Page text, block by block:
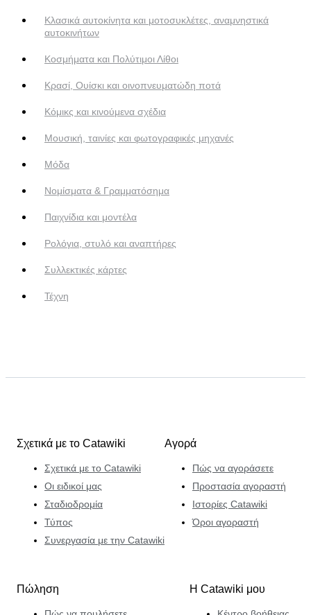
Κλασικά αυτοκίνητα και μοτοσυκλέτες, αναμνηστικά
αυτοκινήτων
Κοσμήματα και Πολύτιμοι Λίθοι
Κρασί, Ουίσκι και οινοπνευματώδη ποτά
Κόμικς και κινούμενα σχέδια
Μουσική, ταινίες και φωτογραφικές μηχανές
Μόδα
Νομίσματα & Γραμματόσημα
Παιχνίδια και μοντέλα
Ρολόγια, στυλό και αναπτήρες
Συλλεκτικές κάρτες
Τέχνη
Σχετικά με το Catawiki
Σχετικά με το Catawiki
Οι ειδικοί μας
Σταδιοδρομία
Τύπος
Συνεργασία με την Catawiki
Αγορά
Πώς να αγοράσετε
Προστασία αγοραστή
Ιστορίες Catawiki
Όροι αγοραστή
Πώληση Η Catawiki μου